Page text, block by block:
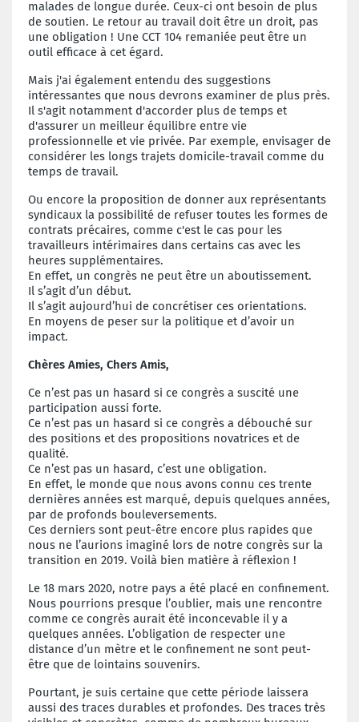
malades de longue durée. Ceux-ci ont besoin de plus
de soutien. Le retour au travail doit être un droit, pas
une obligation ! Une CCT 104 remaniée peut être un
outil efficace à cet égard.
Mais j'ai également entendu des suggestions
intéressantes que nous devrons examiner de plus près.
Il s'agit notamment d'accorder plus de temps et
d'assurer un meilleur équilibre entre vie
professionnelle et vie privée. Par exemple, envisager de
considérer les longs trajets domicile-travail comme du
temps de travail.
Ou encore la proposition de donner aux représentants
syndicaux la possibilité de refuser toutes les formes de
contrats précaires, comme c'est le cas pour les
travailleurs intérimaires dans certains cas avec les
heures supplémentaires.
En effet, un congrès ne peut être un aboutissement.
Il s’agit d’un début.
Il s’agit aujourd’hui de concrétiser ces orientations.
En moyens de peser sur la politique et d’avoir un
impact.
Chères Amies, Chers Amis,
Ce n’est pas un hasard si ce congrès a suscité une
participation aussi forte.
Ce n’est pas un hasard si ce congrès a débouché sur
des positions et des propositions novatrices et de
qualité.
Ce n’est pas un hasard, c’est une obligation.
En effet, le monde que nous avons connu ces trente
dernières années est marqué, depuis quelques années,
par de profonds bouleversements.
Ces derniers sont peut-être encore plus rapides que
nous ne l’aurions imaginé lors de notre congrès sur la
transition en 2019. Voilà bien matière à réflexion !
Le 18 mars 2020, notre pays a été placé en confinement.
Nous pourrions presque l’oublier, mais une rencontre
comme ce congrès aurait été inconcevable il y a
quelques années. L’obligation de respecter une
distance d’un mètre et le confinement ne sont peut-
être que de lointains souvenirs.
Pourtant, je suis certaine que cette période laissera
aussi des traces durables et profondes. Des traces très